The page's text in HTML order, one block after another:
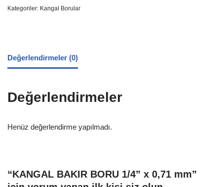
Kategoriler: Kangal Borular
Değerlendirmeler (0)
Değerlendirmeler
Henüz değerlendirme yapılmadı.
“KANGAL BAKIR BORU 1/4” x 0,71 mm”